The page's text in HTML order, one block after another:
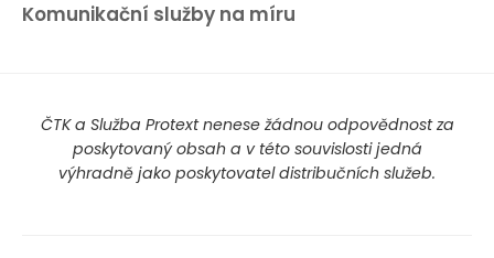
Komunikační služby na míru
ČTK a Služba Protext nenese žádnou odpovědnost za
poskytovaný obsah a v této souvislosti jedná
výhradně jako poskytovatel distribučních služeb.